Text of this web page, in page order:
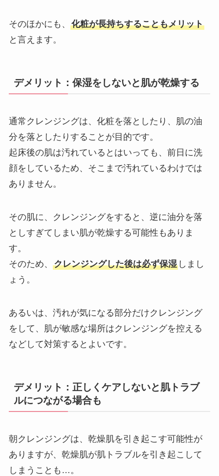
そのほかにも、 化粧が長持ちすることもメリット
と言えます。
デメリット：保湿をしないと肌が乾燥する
通常クレンジングは、化粧を落としたり、肌の油
分を落としたりすることが目的です。
起床後の肌は汚れているとはいっても、前日に洗
顔をしているため、そこまで汚れているわけでは
ありません。
その肌に、クレンジングをすると、逆に油分を落
としすぎてしまい肌が乾燥する可能性もありま
す。
そのため、 クレンジングした後は必ず保湿しまし
ょう。
あるいは、汚れが気になる部分だけクレンジング
をして、肌が敏感な場所はクレンジングを控える
などして対策するとよいです。
デメリット：正しくケアしないと肌トラブ
ルにつながる場合も
朝クレンジングは、乾燥肌を引き起こす可能性が
ありますが、乾燥肌が肌トラブルを引き起こして
しまうことも…。